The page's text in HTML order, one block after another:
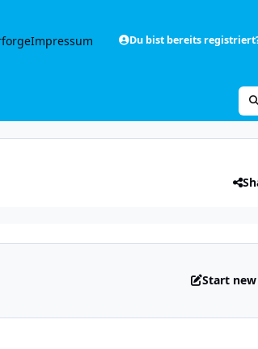
Impressum Du bist bereits
Start